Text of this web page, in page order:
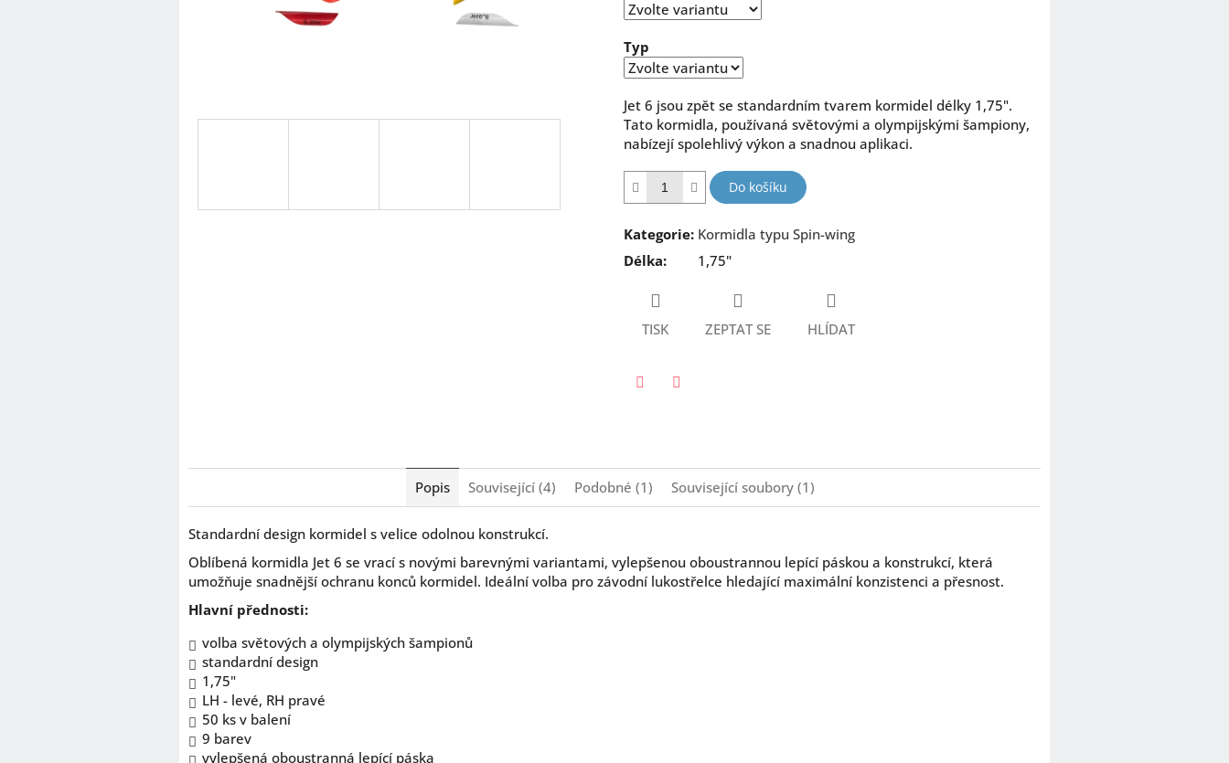
hvězdiček.
Typ
Jet 6 jsou zpět se standardním tvarem kormidel délky 1,75".
Tato kormidla, používaná světovými a olympijskými šampiony,
nabízejí spolehlivý výkon a snadnou aplikaci.
Do košíku
Kategorie: Kormidla typu Spin-wing
Délka: 1,75"
TISK ZEPTAT SE HLÍDAT
Popis Související (4) Podobné (1) Související soubory (1)
Standardní design kormidel s velice odolnou konstrukcí.
Oblíbená kormidla Jet 6 se vrací s novými barevnými variantami, vylepšenou oboustrannou lepící páskou a konstrukcí, která
umožňuje snadnější ochranu konců kormidel. Ideální volba pro závodní lukostřelce hledající maximální konzistenci a přesnost.
Hlavní přednosti:
volba světových a olympijských šampionů
standardní design
1,75"
LH - levé, RH pravé
50 ks v balení
9 barev
vylepšená oboustranná lepící páska